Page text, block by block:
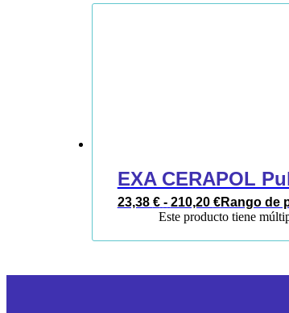
EXA CERAPOL
23,38 € - 210,20 €Rango de
Este producto tiene